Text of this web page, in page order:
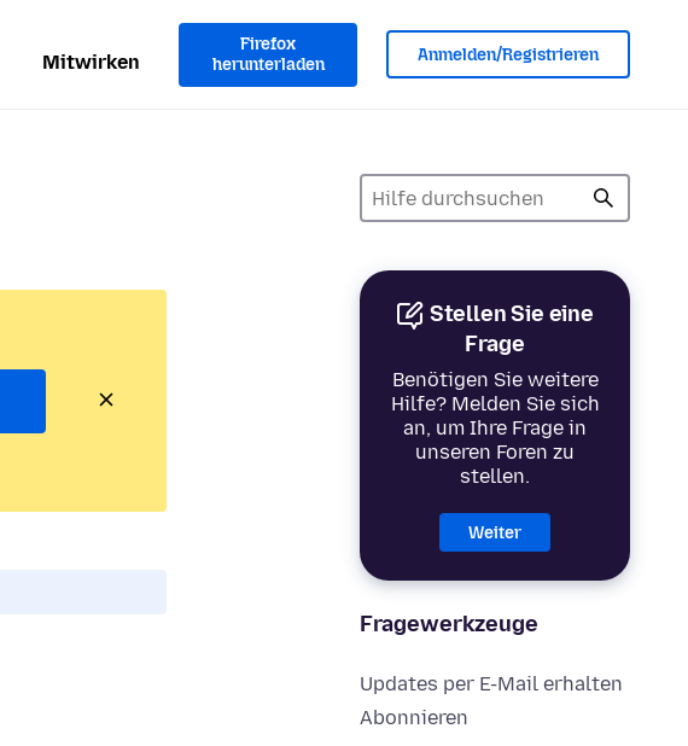
Mitwirken
Firefox
herunterladen
Anmelden/Registrieren
Stellen Sie eine
Frage
Benötigen Sie weitere
Hilfe? Melden Sie sich
an, um Ihre Frage in
unseren Foren zu
stellen.
Weiter
Fragewerkzeuge
Updates per E-Mail erhalten
Abonnieren